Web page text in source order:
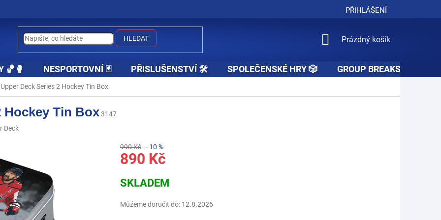
PŘIHLÁŠENÍ
HLEDAT
NÁKUPNÍ
Prázdný košík
🏀🥊 NESPORTOVNÍ 🃏 PŘISLUŠENSTVÍ 🛠️ SPOLEČENSKÉ HRY 🎲 GROUP BREAKS 🚧👥🚧
Deck Series 2 Hockey Tin Box
Hockey Tin Box3147
Deck
990 Kč –10 %
890 Kč
cena:
SKLADEM
Můžeme doručit do: 12.8.2026